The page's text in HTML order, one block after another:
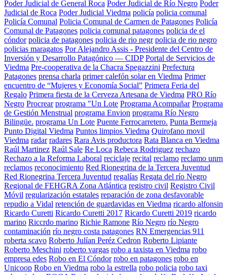
Poder Judicial de General Roca Poder Judicial de Río Negro Poder
Judicial de Roca Poder Judicial Viedma policía policia comunal
Policía Comunal Policia Comunal de Carmen de Patagones Policía
Comunal de Patagones policia comunal patagones policia de el
cóndor policia de patagones policia de rio negr policia de rio negro
policias maragatos Por Alejandro Assis - Presidente del Centro de
Inversión y Desarrollo Patagónico — CIDP Portal de Servicios de
Viedma Pre-cooperativa de la Chacra Spegazzini Prefectura
Patagones prensa charla primer calefón solar en Viedma Primer
encuentro de “Mujeres y Economía Social” Primera Feria del
Regalo Primera fiesta de la Cerveza Artesana de Viedma PRO Río
Negro Procrear programa "Un Lote Programa Acompañar Programa
de Gestión Menstrual programa Envion programa Río Negro
Bilingüe. programa Un Lote Puente Ferrocarretero. Punta Bermeja
Punto Digital Viedma Puntos limpios Viedma Quirofano movil
Viedma radar radares Rara Avis productora Rata Blanca en Viedma
Raúl Martinez Raúl Sale Re Loca Rebeca Rodriguez rechazo
Rechazo a la Reforma Laboral reciclaje recital reclamo reclamo unrn
reclamos reconocimiento Red Rionegrina de la Tercera Juventud
Red Rionegrina Tercera Juventud regalías Regata del río Negro
Regional de FEHGRA Zona Atlántica registro civil Registro Civil
Móvil regularización estatales reparación de zona desfavorable
repudio a Vidal retención de guardavidas en Viedma ricardo alfonsin
Ricardo Curetti Ricardo Curetti 2017 Ricardo Curetti 2019 ricardo
marino Riccrdo marino Richie Ramone Río Negro río Negro
contaminación río negro costa patagones RN Emergencias 911
roberta scavo Roberto Julían Peréz Cedron Roberto Lipiante
Roberto Meschini roberto vargas robo a taxista en Viedma robo
empresa edes Robo en El Cóndor robo en patagones robo en
Unicoop Robo en Viedma robo la estrella robo policia robo taxi